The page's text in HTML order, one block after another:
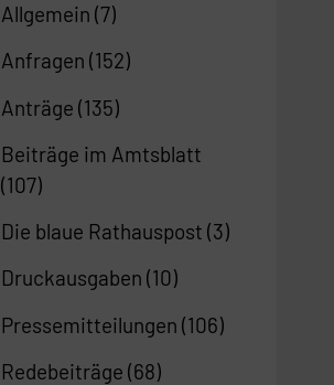
Allgemein (7)
Anfragen (152)
Anträge (135)
Beiträge im Amtsblatt
(107)
Die blaue Rathauspost (3)
Druckausgaben (10)
Pressemitteilungen (106)
Redebeiträge (68)